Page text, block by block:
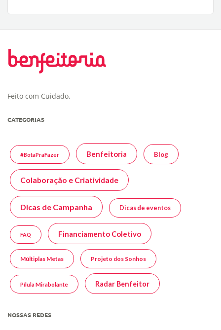
Feito com Cuidado.
CATEGORIAS
#BotaPraFazer Benfeitoria Blog
Colaboração e Criatividade
Dicas de Campanha Dicas de eventos
FAQ Financiamento Coletivo
Múltiplas Metas Projeto dos Sonhos
Pílula Mirabolante Radar Benfeitor
NOSSAS REDES